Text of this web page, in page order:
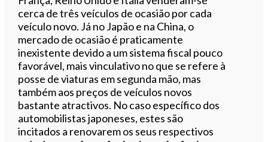
cerca de três veículos de ocasião por cada
veículo novo. Já no Japão e na China, o
mercado de ocasião é praticamente
inexistente devido a um sistema fiscal pouco
favorável, mais vinculativo no que se refere à
posse de viaturas em segunda mão, mas
também aos preços de veículos novos
bastante atractivos. No caso específico dos
automobilistas japoneses, estes são
incitados a renovarem os seus respectivos